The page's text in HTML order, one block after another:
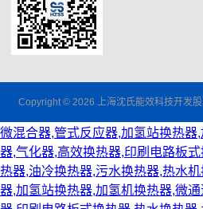
Copyright © 2026 上海沈氏能效科技开发
微混合器,管式反应器,加氢站换热器
器,气化器,高效换热器,印刷电路板
热器,油冷换热器,污水换热器,热水
器,加氢站换热器,加氢机换热器,微